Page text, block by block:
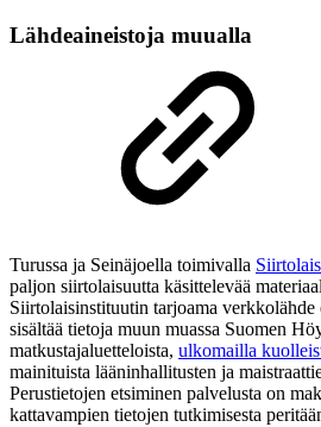
Lähdeaineistoja muualla
Turussa ja Seinäjoella toimivalla
paljon siirtolaisuutta käsittelevää
Siirtolaisinstituutin tarjoama verkkolähde
sisältää tietoja muun muassa Suomen
matkustajaluetteloista, ulkomailla
mainituista lääninhallitusten ja
Perustietojen etsiminen palvelusta on
kattavampien tietojen tutkimisesta